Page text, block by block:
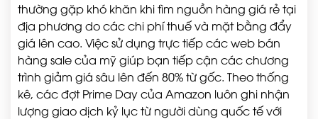
thường gặp khó khăn khi tìm nguồn hàng giá rẻ tại
địa phương do các chi phí thuế và mặt bằng đẩy
giá lên cao. Việc sử dụng trực tiếp các web bán
hàng sale của mỹ giúp bạn tiếp cận các chương
trình giảm giá sâu lên đến 80% từ gốc. Theo thống
kê, các đợt Prime Day của Amazon luôn ghi nhận
lượng giao dịch kỷ lục từ người dùng quốc tế với